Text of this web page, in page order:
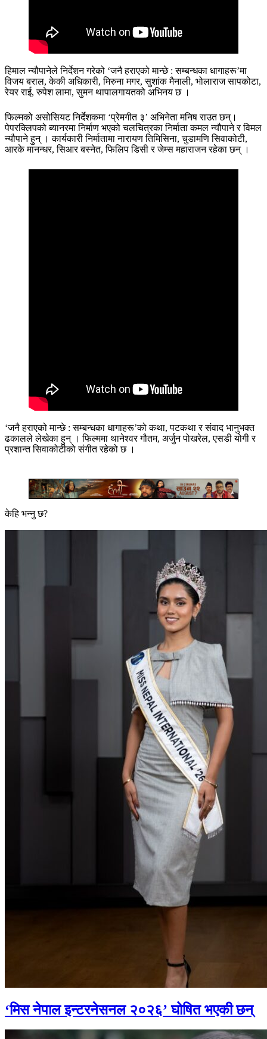
हिमाल न्यौपानेले निर्देशन गरेको ‘जनै हराएको मान्छे : सम्बन्धका धागाहरू’मा
विजय बराल, केकी अधिकारी, मिरुना मगर, सुशांक मैनाली, भोलाराज सापकोटा,
रेयर राई, रुपेश लामा, सुमन थापालगायतको अभिनय छ ।
फिल्मको असोसियट निर्देशकमा ‘प्रेमगीत ३’ अभिनेता मनिष राउत छन्।
पेपरक्लिपको ब्यानरमा निर्माण भएको चलचित्रका निर्माता कमल न्यौपाने र विमल
न्यौपाने हुन् । कार्यकारी निर्मातामा नारायण तिमिसिना, चुडामणि सिवाकोटी,
आरके मानन्धर, सिआर बस्नेत, फिलिप डिसी र जेम्स महाराजन रहेका छन् ।
‘जनै हराएको मान्छे : सम्बन्धका धागाहरू’को कथा, पटकथा र संवाद भानुभक्त
ढकालले लेखेका हुन् । फिल्ममा थानेश्वर गौतम, अर्जुन पोखरेल, एसडी योगी र
प्रशान्त सिवाकोटीको संगीत रहेको छ ।
केहि भन्नु छ?
‘मिस नेपाल इन्टरनेसनल २०२६’ घोषित भएकी छन्